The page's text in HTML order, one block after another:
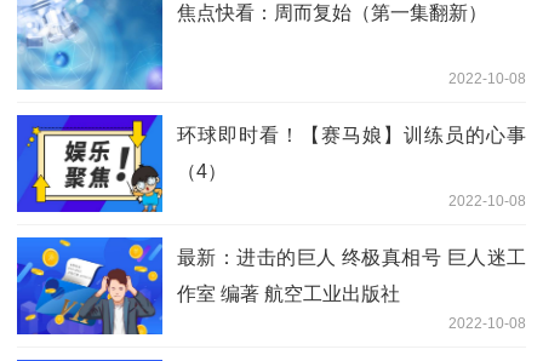
焦点快看：周而复始（第一集翻新）
2022-10-08
环球即时看！【赛马娘】训练员的心事
（4）
2022-10-08
最新：进击的巨人 终极真相号 巨人迷工
作室 编著 航空工业出版社
2022-10-08